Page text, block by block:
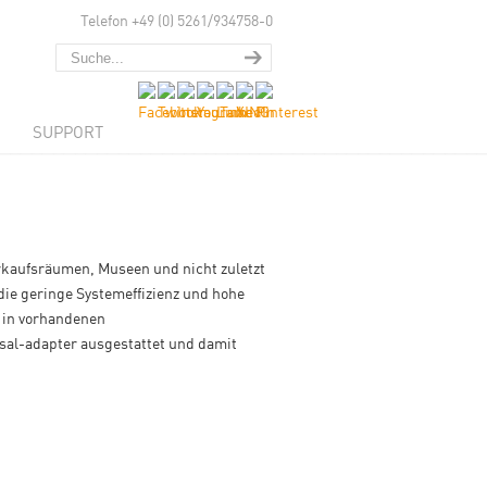
Telefon +49 (0) 5261/934758-0
SUPPORT
Museen und nicht zuletzt
geringe Systemeffizienz und hohe
vorhandenen
adapter ausgestattet und damit